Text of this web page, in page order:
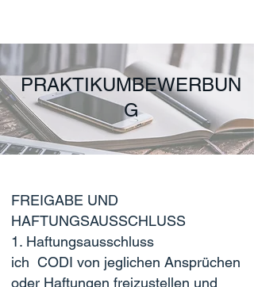
PRAKTIKUMBEWERBUN
G
FREIGABE UND
HAFTUNGSAUSSCHLUSS
1. Haftungsausschluss
ich CODI von jeglichen Ansprüchen
oder Haftungen freizustellen und